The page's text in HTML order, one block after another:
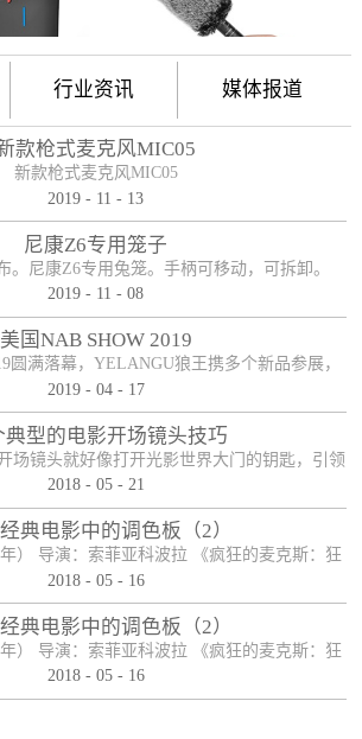
行业资讯 媒体报道
款枪式麦克风MIC05
新款枪式麦克风MIC05
2019 - 11 - 13
尼康Z6专用笼子
。尼康Z6专用兔笼。手柄可移动，可拆卸。
2019 - 11 - 08
美国NAB SHOW 2019
圆满落幕，YELANGU狼王携多个新品参展，
新老朋友络绎不绝，收获满满！
2019 - 04 - 17
典型的电影开场镜头技巧
场镜头就好像打开光影世界大门的钥匙，引领
可以说，一部电影能否在一瞬间抓住观众的眼
说，开长镜头必然经过深思熟虑，有时候它可
端，有时候它也可以是整个电影故事的末尾，
下面便来说说电影开场镜头的十种典型手法。
这应该是最司空见惯也最简单粗暴...
2018 - 05 - 21
典电影中的调色板（2）
年） 导演：索菲亚科波拉 《疯狂的麦克斯：狂
导演： 乔治·米勒 《月升王国》（2012年） 导
演： 克莱德·吉诺尼米，威尔弗雷德·杰克逊，
汉密尔顿·卢斯科 ...
2018 - 05 - 16
典电影中的调色板（2）
年） 导演：索菲亚科波拉 《疯狂的麦克斯：狂
导演： 乔治·米勒 《月升王国》（2012年） 导
2018 - 05 - 16